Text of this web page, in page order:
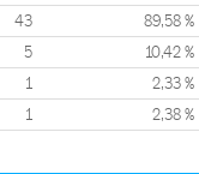
43 89,58 %
5 10,42 %
1 2,33 %
1 2,38 %